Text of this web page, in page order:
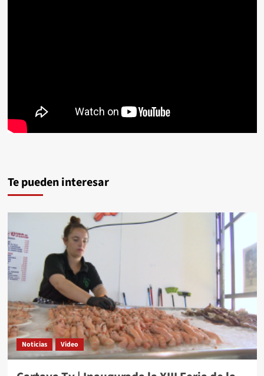
Te pueden interesar
Noticias Video